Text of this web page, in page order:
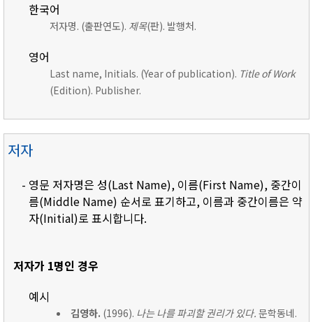
한국어
저자명. (출판연도). 제목(판). 발행처.
영어
Last name, Initials. (Year of publication). Title of Work
(Edition). Publisher.
저자
- 영문 저자명은 성(Last Name), 이름(First Name), 중간이
름(Middle Name) 순서로 표기하고, 이름과 중간이름은 약
자(Initial)로 표시합니다.
저자가 1명인 경우
예시
김영하. (1996). 나는 나를 파괴할 권리가 있다. 문학동네.